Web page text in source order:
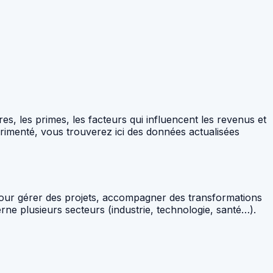
les primes, les facteurs qui influencent les revenus et
vous trouverez ici des données actualisées
gérer des projets, accompagner des transformations
plusieurs secteurs (industrie, technologie, santé…).